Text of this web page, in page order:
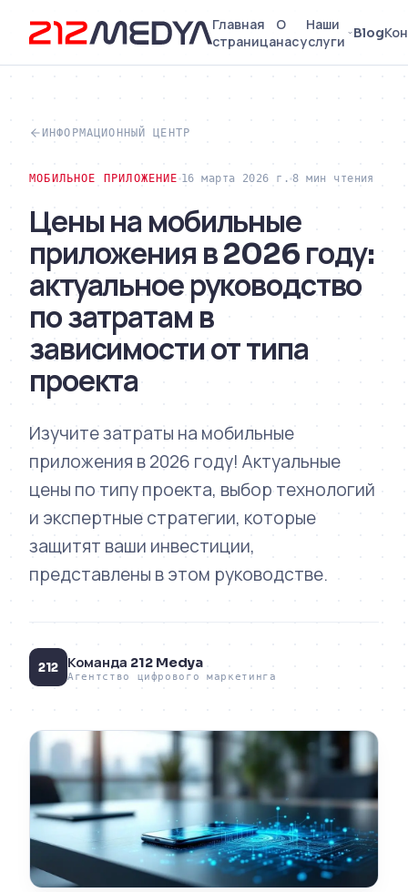
Главная
страница
О
нас
Наши
услуги
Blog
ИНФОРМАЦИОННЫЙ ЦЕНТР
МОБИЛЬНОЕ ПРИЛОЖЕНИЕ 16 марта 2026 г. 8 мин чтения
Цены на мобильные
приложения в 2026 году:
актуальное руководство
по затратам в
зависимости от типа
проекта
Изучите затраты на мобильные
приложения в 2026 году! Актуальные
цены по типу проекта, выбор технологий
и экспертные стратегии, которые
защитят ваши инвестиции,
представлены в этом руководстве.
212 Команда 212 Medya
Агентство цифрового маркетинга